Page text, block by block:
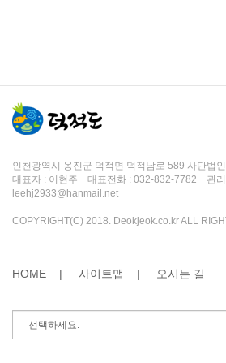
인천광역시 옹진군 덕적면 덕적남로 589 사단법
대표자 : 이현주 대표전화 : 032-832-7782 관리
leehj2933@hanmail.net
COPYRIGHT(C) 2018. Deokjeok.co.kr ALL
HOME | 사이트맵 | 오시는 길